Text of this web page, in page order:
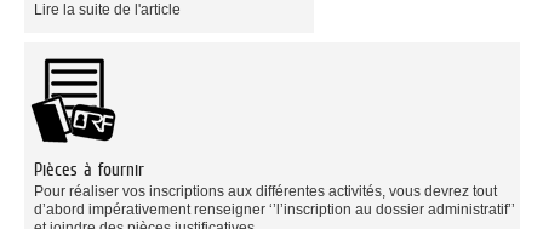
Lire la suite de l'article
Pièces à fournir
Pour réaliser vos inscriptions aux différentes activités, vous devrez tout
d’abord impérativement renseigner ‘’l’inscription au dossier administratif’’